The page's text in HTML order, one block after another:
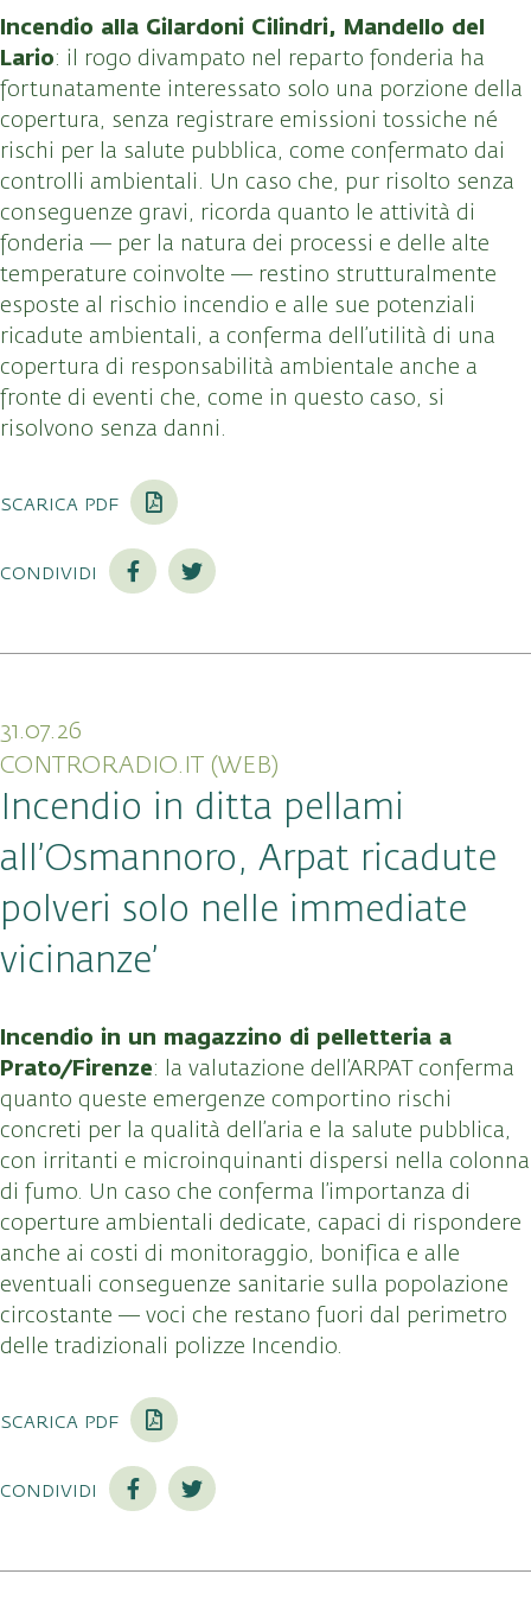
Incendio alla Gilardoni Cilindri, Mandello del
Lario: il rogo divampato nel reparto fonderia ha
fortunatamente interessato solo una porzione della
copertura, senza registrare emissioni tossiche né
rischi per la salute pubblica, come confermato dai
controlli ambientali. Un caso che, pur risolto senza
conseguenze gravi, ricorda quanto le attività di
fonderia — per la natura dei processi e delle alte
temperature coinvolte — restino strutturalmente
esposte al rischio incendio e alle sue potenziali
ricadute ambientali, a conferma dell’utilità di una
copertura di responsabilità ambientale anche a
fronte di eventi che, come in questo caso, si
risolvono senza danni.
scarica pdf
condividi
31.07.26
CONTRORADIO.IT (WEB)
Incendio in ditta pellami
all’Osmannoro, Arpat ricadute
polveri solo nelle immediate
vicinanze’
Incendio in un magazzino di pelletteria a
Prato/Firenze: la valutazione dell’ARPAT conferma
quanto queste emergenze comportino rischi
concreti per la qualità dell’aria e la salute pubblica,
con irritanti e microinquinanti dispersi nella colonna
di fumo. Un caso che conferma l’importanza di
coperture ambientali dedicate, capaci di rispondere
anche ai costi di monitoraggio, bonifica e alle
eventuali conseguenze sanitarie sulla popolazione
circostante — voci che restano fuori dal perimetro
delle tradizionali polizze Incendio.
scarica pdf
condividi